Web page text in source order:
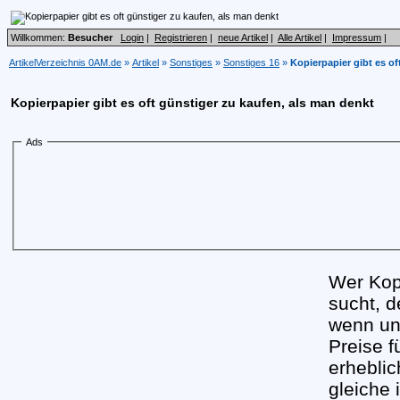
Willkommen: Besucher Login | Registrieren | neue Artikel | Alle Artikel | Impressum |
ArtikelVerzeichnis 0AM.de » Artikel » Sonstiges » Sonstiges 16 » Kopierpapier gibt es
Kopierpapier gibt es oft günstiger zu kaufen, als man denkt
Ads
Wer
sucht,
wenn
Preise
gleiche